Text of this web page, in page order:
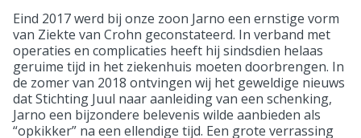
Eind 2017 werd bij onze zoon Jarno een ernstige vorm
van Ziekte van Crohn geconstateerd. In verband met
operaties en complicaties heeft hij sindsdien helaas
geruime tijd in het ziekenhuis moeten doorbrengen. In
de zomer van 2018 ontvingen wij het geweldige nieuws
dat Stichting Juul naar aanleiding van een schenking,
Jarno een bijzondere belevenis wilde aanbieden als
“opkikker” na een ellendige tijd. Een grote verrassing